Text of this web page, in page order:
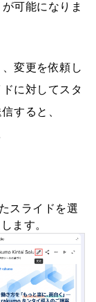
可能になりま
変更を依頼し
に対してスタ
すると、
スライドを選
ます。